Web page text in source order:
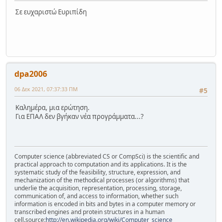
Σε ευχαριστώ Ευριπίδη
dpa2006
#5
06 Δεκ 2021, 07:37:33 ΠΜ
Καλημέρα, μια ερώτηση.
Για ΕΠΑΛ δεν βγήκαν νέα προγράμματα...?
Computer science (abbreviated CS or CompSci) is the scientific and
practical approach to computation and its applications. It is the
systematic study of the feasibility, structure, expression, and
mechanization of the methodical processes (or algorithms) that
underlie the acquisition, representation, processing, storage,
communication of, and access to information, whether such
information is encoded in bits and bytes in a computer memory or
transcribed engines and protein structures in a human
cell.source:http://en.wikipedia.org/wiki/Computer_science